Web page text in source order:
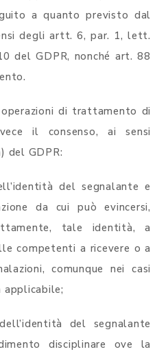
a quanto previsto dal
degli artt. 6, par. 1, lett.
del GDPR, nonché art. 88
di trattamento di
il consenso, ai sensi
del GDPR:
del segnalante e
da cui può evincersi,
tale identità, a
competenti a ricevere o a
comunque nei casi
del segnalante
disciplinare ove la